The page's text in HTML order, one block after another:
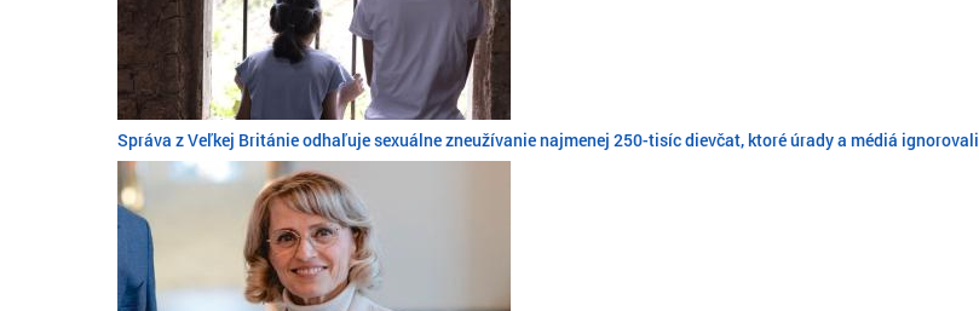
Správa z Veľkej Británie odhaľuje sexuálne zneužívanie najmenej 250-tisíc dievčat, ktoré úrady a médiá ignorovali